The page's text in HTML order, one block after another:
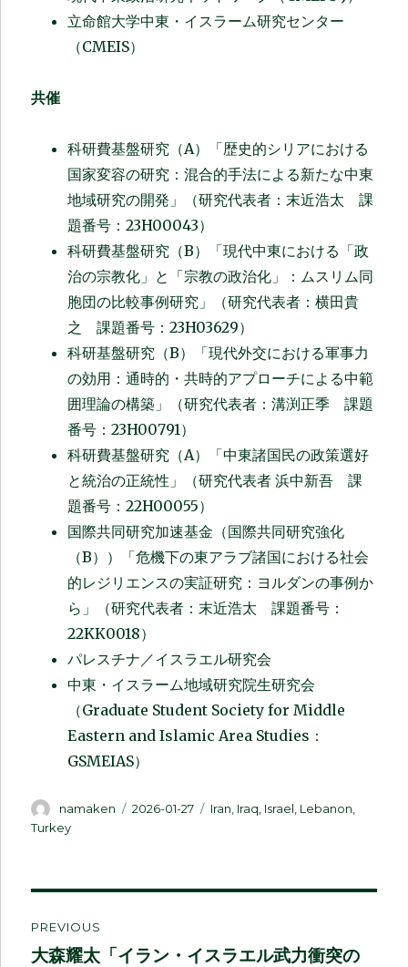
立命館大学中東・イスラーム研究センター
（CMEIS）
共催
科研費基盤研究（A）「歴史的シリアにおける
国家変容の研究：混合的手法による新たな中東
地域研究の開発」（研究代表者：末近浩太 課
題番号：23H00043）
科研費基盤研究（B）「現代中東における「政
治の宗教化」と「宗教の政治化」：ムスリム同
胞団の比較事例研究」（研究代表者：横田貴
之 課題番号：23H03629）
科研基盤研究（B）「現代外交における軍事力
の効用：通時的・共時的アプローチによる中範
囲理論の構築」（研究代表者：溝渕正季 課題
番号：23H00791）
科研費基盤研究（A）「中東諸国民の政策選好
と統治の正統性」（研究代表者 浜中新吾 課
題番号：22H00055）
国際共同研究加速基金（国際共同研究強化
（B））「危機下の東アラブ諸国における社会
的レジリエンスの実証研究：ヨルダンの事例か
ら」（研究代表者：末近浩太 課題番号：
22KK0018）
パレスチナ／イスラエル研究会
中東・イスラーム地域研究院生研究会
（Graduate Student Society for Middle
Eastern and Islamic Area Studies：
GSMEIAS）
Author
namaken
Posted
2026-01-27 Categories
Iran Iraq Israel Lebanon
Turkey
navigation
PREVIOUS
Previous
大森耀太「イラン・イスラエル武力衝突の